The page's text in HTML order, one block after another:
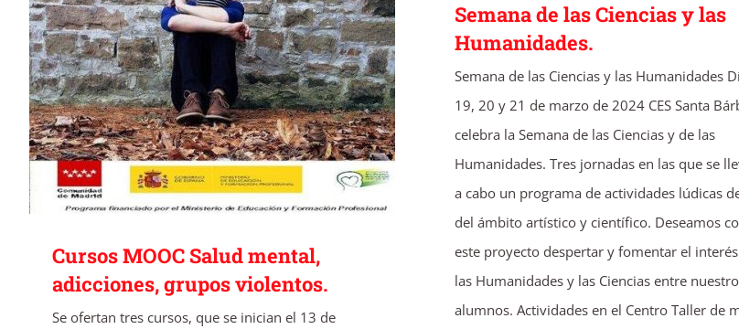
Cursos MOOC Salud mental, adicciones,
grupos violentos.
Cursos MOOC Salud mental,
adicciones, grupos violentos.
Se ofertan tres cursos, que se inician el 13 de
Semana de las Ciencias y las
Humanidades.
Semana de las Ciencias y las Humanidades
19, 20 y 21 de marzo de 2024 CES Santa
celebra la Semana de las Ciencias y de las
Humanidades. Tres jornadas en las que se
a cabo un programa de actividades lúdicas
del ámbito artístico y científico. Deseamos
este proyecto despertar y fomentar el
las Humanidades y las Ciencias entre
alumnos. Actividades en el Centro Taller de